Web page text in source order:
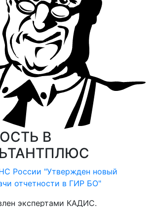
В
России "Утвержден новый
отчетности в ГИР БО"
экспертами КАДИС.